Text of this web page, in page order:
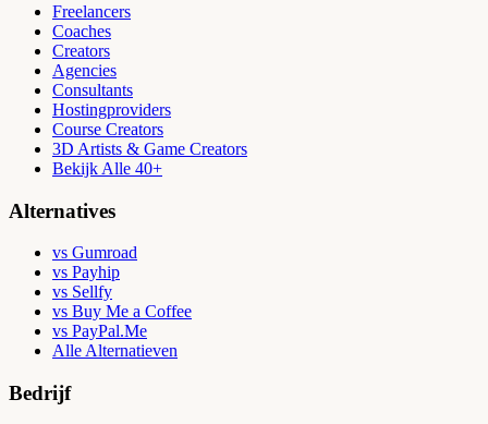
Freelancers
Coaches
Creators
Agencies
Consultants
Hostingproviders
Course Creators
3D Artists & Game Creators
Bekijk Alle 40+
Alternatives
vs Gumroad
vs Payhip
vs Sellfy
vs Buy Me a Coffee
vs PayPal.Me
Alle Alternatieven
Bedrijf